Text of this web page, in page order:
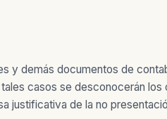
y demás documentos de
casos se desconocerán
justificativa de la no